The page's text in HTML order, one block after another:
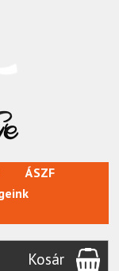
ÁSZF
Kosár